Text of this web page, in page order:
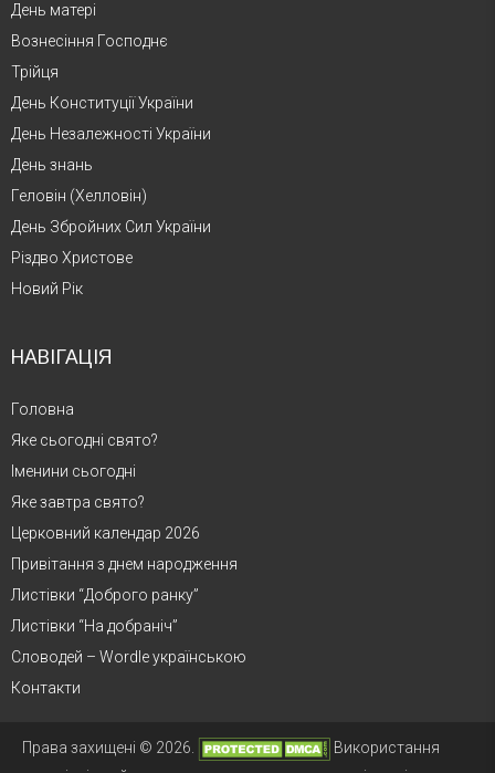
День матері
Вознесіння Господнє
Трійця
День Конституції України
День Незалежності України
День знань
Геловін (Хелловін)
День Збройних Сил України
Різдво Христове
Новий Рік
НАВІГАЦІЯ
Головна
Яке сьогодні свято?
Іменини сьогодні
Яке завтра свято?
Церковний календар 2026
Привітання з днем народження
Листівки “Доброго ранку”
Листівки “На добраніч”
Словодей – Wordle українською
Контакти
Права захищені © 2026.
Використання